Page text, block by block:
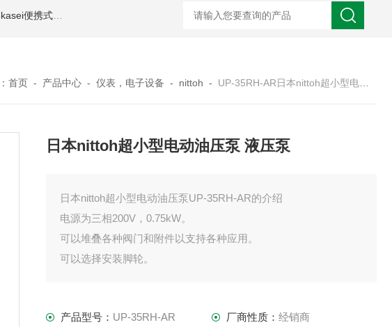
式振动诊断装置 BL300Ft日本heidon外部输出搅拌器 搅拌器100日本heidon循环
首页 - 产品中心 -仪表，电子设备 - nittoh - UP-35RH-AR日本nittoh超小型电动油压泵 液压泵
日本nittoh超小型电动油压泵 液压泵
日本nittoh超小型电动油压泵UP-35RH-AR的介绍
电源为三相200V，0.75kW。
可以堆叠各种阀门和附件以支持各种应用。
可以选择安装脚轮。
产品型号： UP-35RH-AR 厂商性质： 经销商